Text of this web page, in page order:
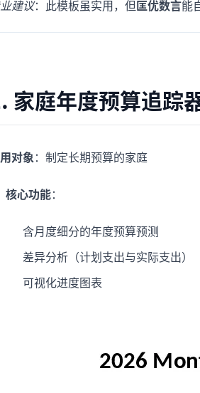
建议：此模板虽实用，但匡优数言能
家庭年度预算追踪
对象：制定长期预算的家庭
核心功能：
含月度细分的年度预算预测
差异分析（计划支出与实际支出）
可视化进度图表